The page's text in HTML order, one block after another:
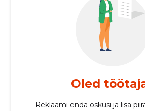
Oled
Reklaami enda oskusi ja lisa